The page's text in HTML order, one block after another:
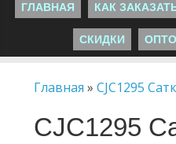
ГЛАВНАЯ КАК
СКИДКИ
Главная »CJC1295
CJC1295